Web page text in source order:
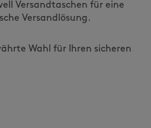
Versandtaschen für eine
Versandlösung.
Wahl für Ihren sicheren